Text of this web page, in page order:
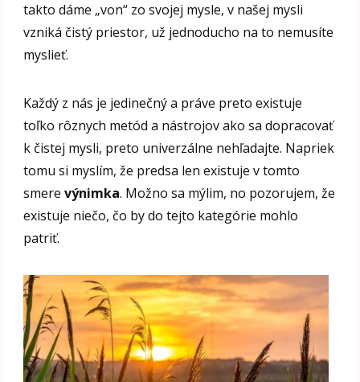
takto dáme „von“ zo svojej mysle, v našej mysli
vzniká čistý priestor, už jednoducho na to nemusíte
myslieť.
Každý z nás je jedinečný a práve preto existuje
toľko rôznych metód a nástrojov ako sa dopracovať
k čistej mysli, preto univerzálne nehľadajte. Napriek
tomu si myslím, že predsa len existuje v tomto
smerevýnimka. Možno sa mýlim, no pozorujem, že
existuje niečo, čo by do tejto kategórie mohlo
patriť.